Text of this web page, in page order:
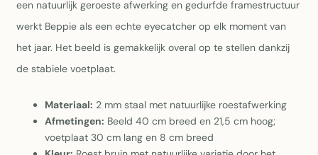
een natuurlijk geroeste afwerking en gedurfde framestructuur
werkt Beppie als een echte eyecatcher op elk moment van
het jaar. Het beeld is gemakkelijk overal op te stellen dankzij
de stabiele voetplaat.
Materiaal: 2 mm staal met natuurlijke roestafwerking
Afmetingen: Beeld 40 cm breed en 21,5 cm hoog;
voetplaat 30 cm lang en 8 cm breed